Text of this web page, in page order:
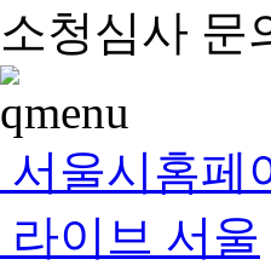
소청심사 문
서울시홈페
라이브 서울